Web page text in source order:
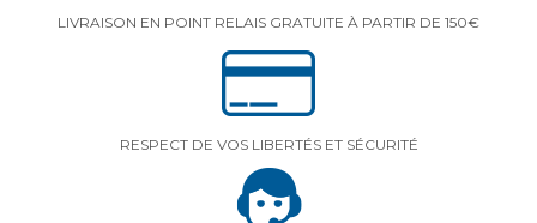
LIVRAISON EN POINT RELAIS GRATUITE À PARTIR DE 150€
RESPECT DE VOS LIBERTÉS ET SÉCURITÉ